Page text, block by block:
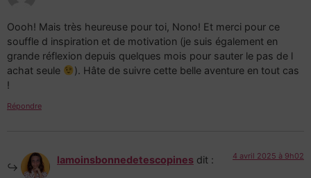
Oooh! Mais très heureuse pour toi, Nono! Et merci pour ce
souffle d inspiration et de motivation (je suis également en
grande réflexion depuis quelques mois pour sauter le pas de l
achat seule
). Hâte de suivre cette belle aventure en tout cas
!
Répondre
lamoinsbonnedetescopines dit : 4 avril 2025 à 9h02